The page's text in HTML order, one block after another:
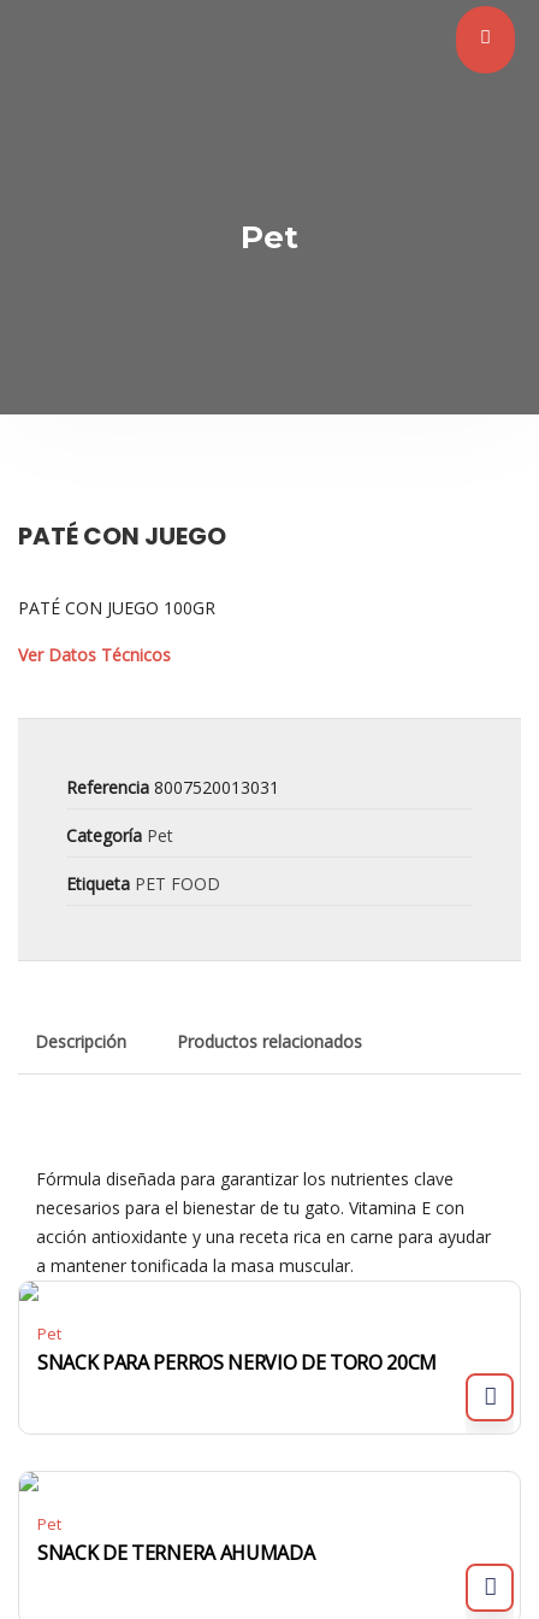
Pet
PATÉ CON JUEGO
PATÉ CON JUEGO 100GR
Ver Datos Técnicos
Referencia 8007520013031
Categoría Pet
Etiqueta PET FOOD
Descripción Productos relacionados
Fórmula diseñada para garantizar los nutrientes clave
necesarios para el bienestar de tu gato. Vitamina E con
acción antioxidante y una receta rica en carne para ayudar
a mantener tonificada la masa muscular.
Pet
SNACK PARA PERROS NERVIO DE TORO 20CM
Pet
SNACK DE TERNERA AHUMADA